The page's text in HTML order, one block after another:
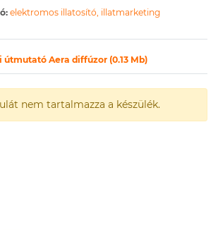
elektromos illatosító, illatmarketing
útmutató Aera diffúzor (0.13 Mb)
nem tartalmazza a készülék.